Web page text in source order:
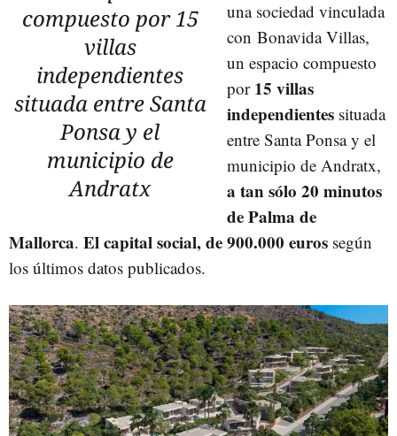
compuesto por 15
villas
independientes
situada entre Santa
Ponsa y el
municipio de
Andratx
una sociedad vinculada
con Bonavida Villas,
un espacio compuesto
por 15 villas
independientes situada
entre Santa Ponsa y el
municipio de Andratx,
a tan sólo 20 minutos
de Palma de
Mallorca. El capital social, de 900.000 euros según
los últimos datos publicados.